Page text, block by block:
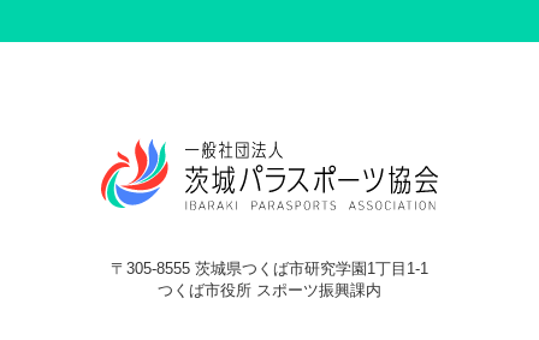
〒305-8555 茨城県つくば市研究学園1丁目1-1
つくば市役所 スポーツ振興課内